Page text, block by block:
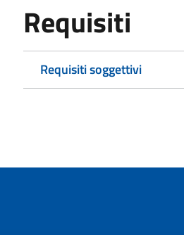
Requisiti
Requisiti soggettivi